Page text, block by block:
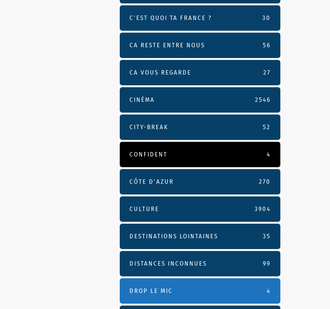
C'EST QUOI TA FRANCE ? 30
CA RESTE ENTRE NOUS 56
CA VOUS REGARDE 27
CINÉMA 2546
CITY-BREAK 52
CONFIDENT 4
CÔTE D’AZUR 270
CULTURE 3904
DESTINATIONS LOINTAINES 35
DISTANCES INCONNUES 99
DROP LE MIC 4